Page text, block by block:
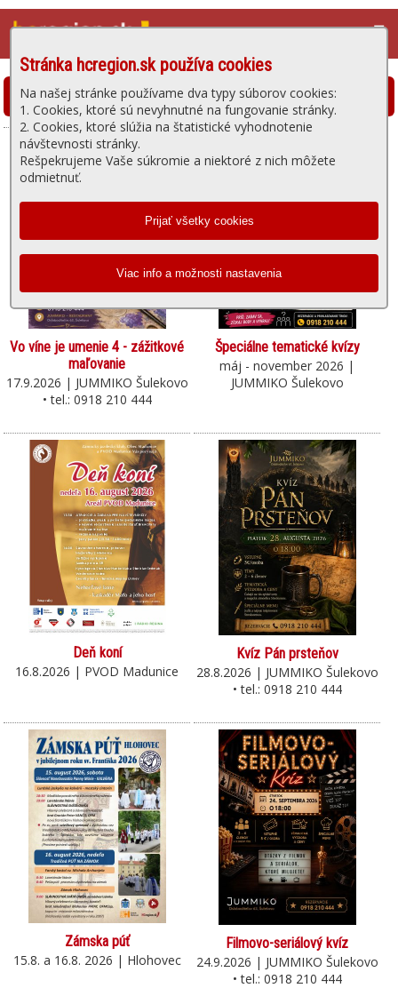
☰
Stránka hcregion.sk používa cookies
Na našej stránke používame dva typy súborov cookies:
1. Cookies, ktoré sú nevyhnutné na fungovanie stránky.
2. Cookies, ktoré slúžia na štatistické vyhodnotenie
návštevnosti stránky.
Rešpekrujeme Vaše súkromie a niektoré z nich môžete
odmietnuť.
Pripravované kultúrne a športové podujatia
Vo víne je umenie 4 - zážitkové
maľovanie
17.9.2026 | JUMMIKO Šulekovo
• tel.: 0918 210 444
Špeciálne tematické kvízy
máj - november 2026 |
JUMMIKO Šulekovo
Deň koní
16.8.2026 | PVOD Madunice
Kvíz Pán prsteňov
28.8.2026 | JUMMIKO Šulekovo
• tel.: 0918 210 444
Zámska púť
15.8. a 16.8. 2026 | Hlohovec
Filmovo-seriálový kvíz
24.9.2026 | JUMMIKO Šulekovo
• tel.: 0918 210 444